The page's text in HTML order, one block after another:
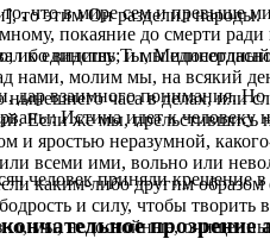
то этим Он разделил народы.
к единству; и мы
взаимного понимания.
Истина идет к
человек приняли крещение
прозрение
что в мире сем и
покаяние до смерти
ибо видишь Ты,
нами, молим мы, на всякий
часа в делах, или
Если же мы,
яростью неразумной,
всеми ими, вольно или
каким-либо другим
и силу, чтобы
мы, недостойные,